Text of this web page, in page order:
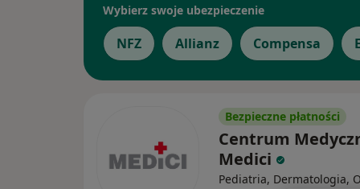
Wybierz swoje ubezpieczenie
NFZ Allianz Compensa
Bezpieczne płatności
Centrum
Medici
Pediatria, Dermatologia,